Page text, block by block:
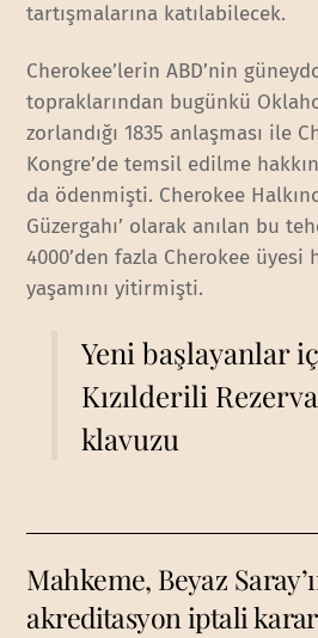
tartışmalarına katılabilecek.
Cherokee’lerin ABD’nin
topraklarından bugünkü
zorlandığı 1835 anlaşması ile
Kongre’de temsil edilme
da ödenmişti. Cherokee
Güzergahı’ olarak anılan bu
4000’den fazla Cherokee üyesi
yaşamını yitirmişti.
Yeni başlayanlar
Kızılderili
klavuzu
Mahkeme, Beyaz
akreditasyon iptali